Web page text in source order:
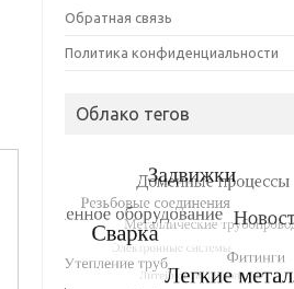
Обратная связь
Политика конфиденциальности
Облако тегов